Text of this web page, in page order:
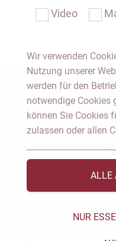
Vorträge
Video
Wir verwenden
Nutzung unserer
werden für den
notwendige Cookies
können Sie Cookies
zulassen oder allen
ALLE
NUR